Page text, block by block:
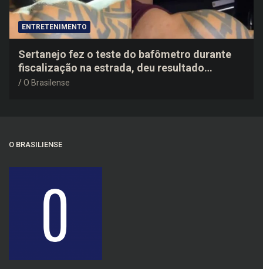
ENTRETENIMENTO
Sertanejo fez o teste do bafômetro durante
fiscalização na estrada, deu resultado
negativo e elogiou o trabalho dos agentes de
O Brasilense
O BRASILIENSE